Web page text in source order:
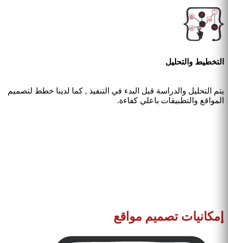
التخطيط والتحليل
يتم التحليل والدراسة قبل البدء في التنفيذ , كما لدينا خطط لتصميم
المواقع والتطبيقات باعلي كفاءة.
إمكانيات تصميم مواقع